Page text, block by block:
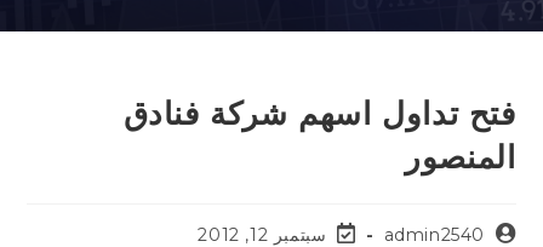
فتح تداول اسهم شركة فنادق
المنصور
admin2540 سبتمبر 12, 2012